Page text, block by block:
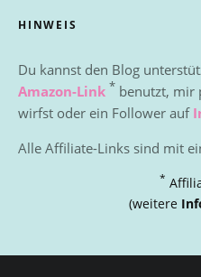
HINWEIS
Du kannst den Blog
Amazon-Link * benutzt, mir
wirfst oder ein Follower auf
Alle Affiliate-Links sind mit
*
(weitere